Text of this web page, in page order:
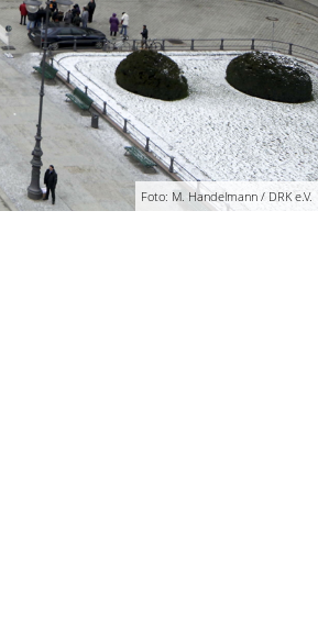
Foto: M. Handelmann / DRK e.V.